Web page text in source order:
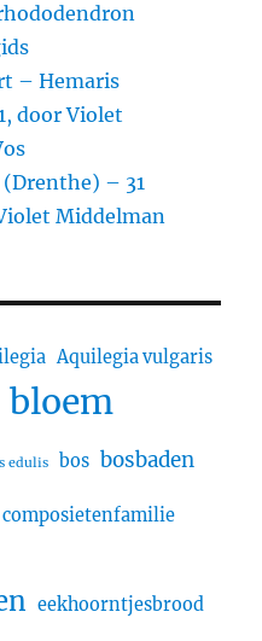
– Hemaris
door Violet
– 31
Middelman
Aquilegia vulgaris
bloem
edulis bos bosbaden
composietenfamilie
eekhoorntjesbrood